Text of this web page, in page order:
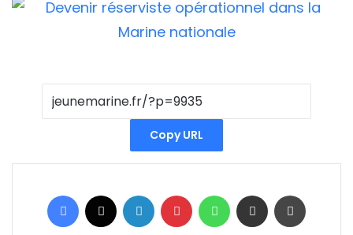
Copy URL
Facebook Linkedin Pinterest WhatsAppPartager par email